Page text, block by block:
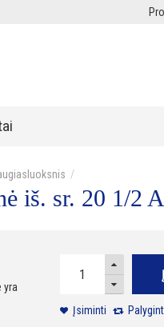
iš. sr. 20 1/2
yra
Įsiminti